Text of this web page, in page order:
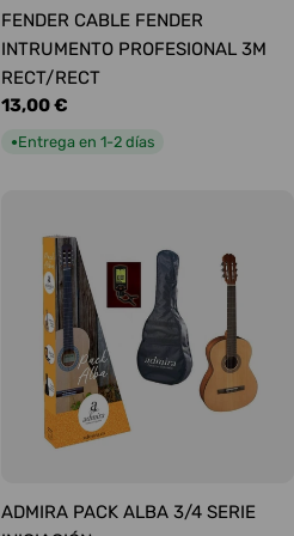
FENDER CABLE FENDER
INTRUMENTO PROFESIONAL 3M
RECT/RECT
Precio
13,00 €
●Entrega en 1-2 días
ADMIRA PACK ALBA 3/4 SERIE